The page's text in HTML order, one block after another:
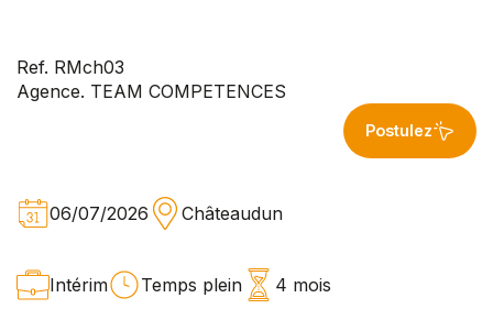
Ref. RMch03
Agence. TEAM COMPETENCES
Postulez
06/07/2026 Châteaudun
Intérim Temps plein 4 mois